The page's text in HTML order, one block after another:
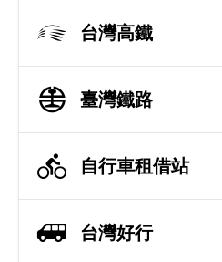
台灣高鐵
臺灣鐵路
自行車租借站
台灣好行